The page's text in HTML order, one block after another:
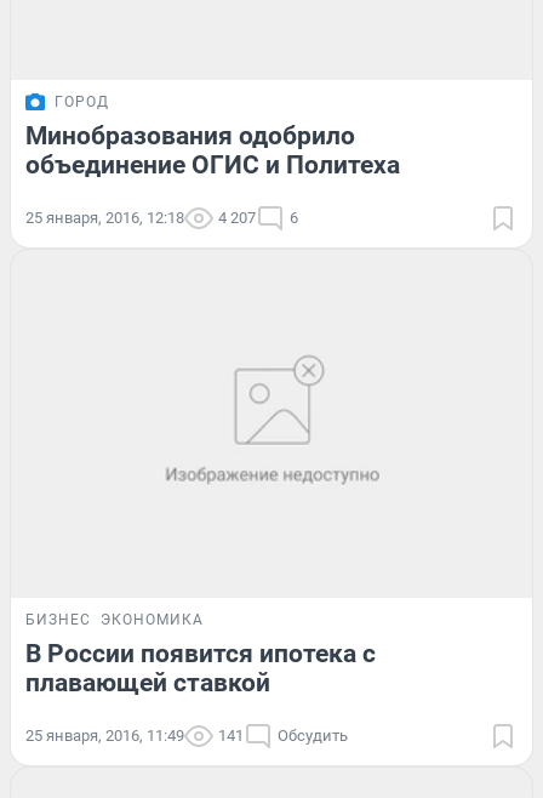
ГОРОД
Минобразования одобрило
объединение ОГИС и Политеха
25 января, 2016, 12:18 4 207 6
БИЗНЕС ЭКОНОМИКА
В России появится ипотека с
плавающей ставкой
25 января, 2016, 11:49 141 Обсудить